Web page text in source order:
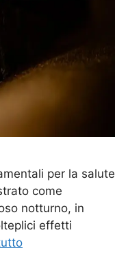
per la salute
come
notturno, in
effetti